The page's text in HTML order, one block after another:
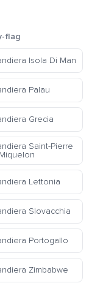
flag
Isola Di Man
Palau
Grecia
Saint-Pierre
Lettonia
Slovacchia
Portogallo
Zimbabwe